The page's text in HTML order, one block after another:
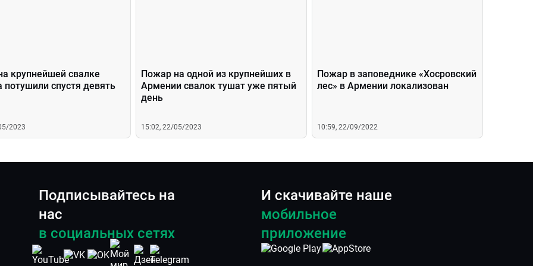
крупнейшей свалке
потушили спустя девять
2023
Пожар на одной из крупнейших в
Армении свалок тушат уже пятый
день
15:02, 22/05/2023
Пожар в заповеднике «Хосровский
лес» в Армении локализован
10:59, 22/09/2022
Подписывайтесь на
нас
в социальных сетях
И скачивайте наше
мобильное
приложение